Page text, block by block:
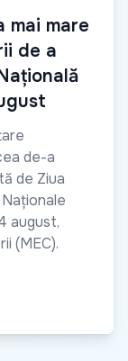
mai mare
de a
de-a
de Ziua
august,
(MEC).